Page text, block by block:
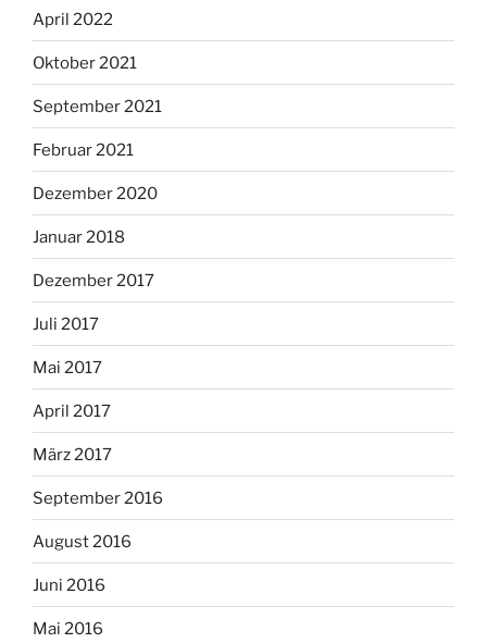
April 2022
Oktober 2021
September 2021
Februar 2021
Dezember 2020
Januar 2018
Dezember 2017
Juli 2017
Mai 2017
April 2017
März 2017
September 2016
August 2016
Juni 2016
Mai 2016